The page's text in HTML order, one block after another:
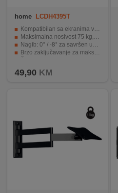
home LCDH4395T
Kompatibilan sa ekranima veličine od 43" do 95"
Maksimalna nosivost 75 kg, čvrsta konstrukcija
Nagib: 0° / -8° za savršen ugao gledanja
Brzo zaključavanje za maksimalnu sigurnost
49,90 KM